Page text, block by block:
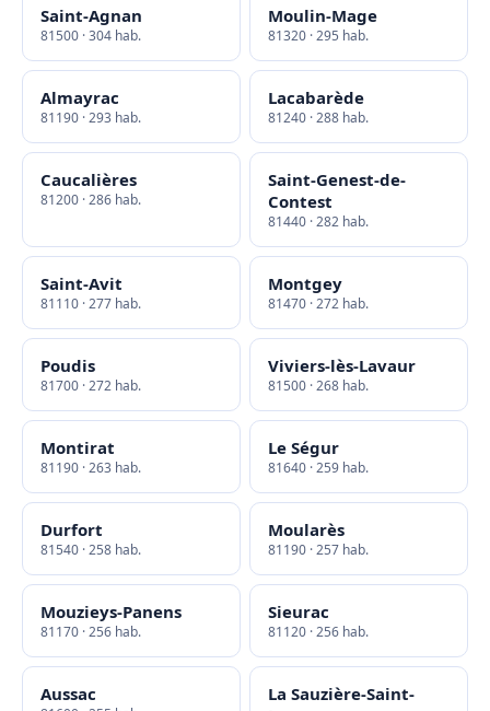
Saint-Agnan
81500 · 304 hab.
Moulin-Mage
81320 · 295 hab.
Almayrac
81190 · 293 hab.
Lacabarède
81240 · 288 hab.
Caucalières
81200 · 286 hab.
Saint-Genest-de-
Contest
81440 · 282 hab.
Saint-Avit
81110 · 277 hab.
Montgey
81470 · 272 hab.
Poudis
81700 · 272 hab.
Viviers-lès-Lavaur
81500 · 268 hab.
Montirat
81190 · 263 hab.
Le Ségur
81640 · 259 hab.
Durfort
81540 · 258 hab.
Moularès
81190 · 257 hab.
Mouzieys-Panens
81170 · 256 hab.
Sieurac
81120 · 256 hab.
Aussac
La Sauzière-Saint-